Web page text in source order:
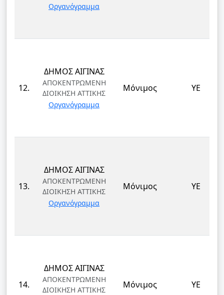
Οργανόγραμμα
12.
ΔΗΜΟΣ ΑΙΓΙΝΑΣ
ΑΠΟΚΕΝΤΡΩΜΕΝΗ
ΔΙΟΙΚΗΣΗ ΑΤΤΙΚΗΣ
Οργανόγραμμα
Μόνιμος ΥΕ
13.
ΔΗΜΟΣ ΑΙΓΙΝΑΣ
ΑΠΟΚΕΝΤΡΩΜΕΝΗ
ΔΙΟΙΚΗΣΗ ΑΤΤΙΚΗΣ
Οργανόγραμμα
Μόνιμος ΥΕ
14.
ΔΗΜΟΣ ΑΙΓΙΝΑΣ
ΑΠΟΚΕΝΤΡΩΜΕΝΗ
ΔΙΟΙΚΗΣΗ ΑΤΤΙΚΗΣ
Μόνιμος ΥΕ